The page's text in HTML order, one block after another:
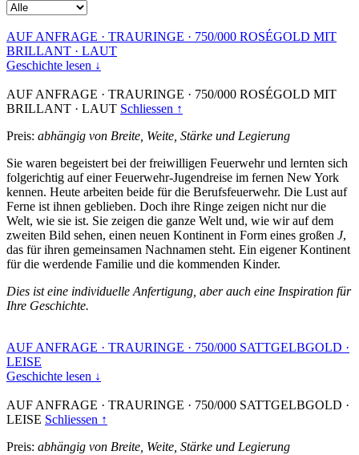
AUF ANFRAGE · TRAURINGE · 750/000 ROSÉGOLD MIT
BRILLANT · LAUT
Geschichte lesen ↓
AUF ANFRAGE · TRAURINGE · 750/000 ROSÉGOLD MIT
BRILLANT · LAUT Schliessen ↑
Preis: abhängig von Breite, Weite, Stärke und Legierung
Sie waren begeistert bei der freiwilligen Feuerwehr und lernten sich
folgerichtig auf einer Feuerwehr-Jugendreise im fernen New York
kennen. Heute arbeiten beide für die Berufsfeuerwehr. Die Lust auf
Ferne ist ihnen geblieben. Doch ihre Ringe zeigen nicht nur die
Welt, wie sie ist. Sie zeigen die ganze Welt und, wie wir auf dem
zweiten Bild sehen, einen neuen Kontinent in Form eines großen J,
das für ihren gemeinsamen Nachnamen steht. Ein eigener Kontinent
für die werdende Familie und die kommenden Kinder.
Dies ist eine individuelle Anfertigung, aber auch eine Inspiration für
Ihre Geschichte.
AUF ANFRAGE · TRAURINGE · 750/000 SATTGELBGOLD ·
LEISE
Geschichte lesen ↓
AUF ANFRAGE · TRAURINGE · 750/000 SATTGELBGOLD ·
LEISE Schliessen ↑
Preis: abhängig von Breite, Weite, Stärke und Legierung